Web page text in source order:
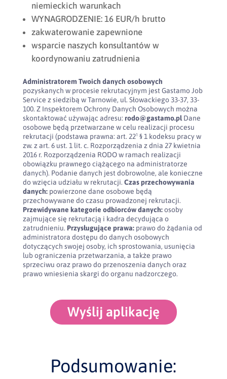
niemieckich warunkach
WYNAGRODZENIE: 16 EUR/h brutto
zakwaterowanie zapewnione
wsparcie naszych konsultantów w
koordynowaniu zatrudnienia
Administratorem Twoich danych osobowych
pozyskanych w procesie rekrutacyjnym jest Gastamo Job
Service z siedzibą w Tarnowie, ul. Słowackiego 33-37, 33-
100. Z Inspektorem Ochrony Danych Osobowych można
skontaktować używając adresu: rodo@gastamo.plDane
osobowe będą przetwarzane w celu realizacji procesu
rekrutacji (podstawa prawna: art. 22¹ § 1 kodeksu pracy w
zw. z art. 6 ust. 1 lit. c. Rozporządzenia z dnia 27 kwietnia
2016 r. Rozporządzenia RODO w ramach realizacji
obowiązku prawnego ciążącego na administratorze
danych). Podanie danych jest dobrowolne, ale konieczne
do wzięcia udziału w rekrutacji. Czas przechowywania
danych:powierzone dane osobowe będą
przechowywane do czasu prowadzonej rekrutacji.
Przewidywane kategorie odbiorców danych:osoby
zajmujące się rekrutacją i kadra decydująca o
zatrudnieniu. Przysługujące prawa:prawo do żądania od
administratora dostępu do danych osobowych
dotyczących swojej osoby, ich sprostowania, usunięcia
lub ograniczenia przetwarzania, a także prawo
sprzeciwu oraz prawo do przenoszenia danych oraz
prawo wniesienia skargi do organu nadzorczego.
Wyślij aplikację
Podsumowanie: